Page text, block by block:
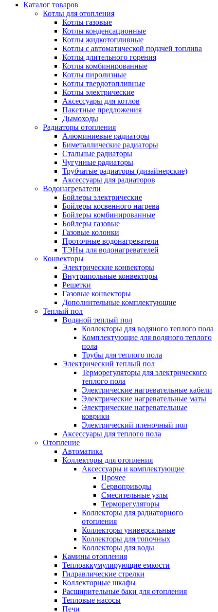
Каталог товаров
Котлы для отопления
Котлы газовые
Котлы конденсационные
Котлы жидкотопливные
Котлы с автоматической подачей топлива
Котлы длительного горения
Котлы комбинированные
Котлы пиролизные
Котлы твердотопливные
Котлы электрические
Аксессуары для котлов
Пакетные предложения
Дымоходы
Радиаторы отопления
Алюминиевые радиаторы
Биметаллические радиаторы
Стальные радиаторы
Чугунные радиаторы
Трубчатые радиаторы (дизайнерские)
Аксессуары для радиаторов
Водонагреватели
Бойлеры электрические
Бойлеры косвенного нагрева
Бойлеры комбинированные
Бойлеры газовые
Газовые колонки
Проточные водонагреватели
ТЭНы для водонагревателей
Конвекторы
Электрические конвекторы
Внутрипольные конвекторы
Решетки
Газовые конвекторы
Дополнительные комплектующие
Теплый пол
Водяной теплый пол
Коллекторы для водяного теплого пола
Комплектующие для водяного теплого
пола
Трубы для теплого пола
Электрический теплый пол
Терморегуляторы для электрического
теплого пола
Электрические нагревательные кабели
Электрические нагревательные маты
Электрические нагревательные
коврики
Электрический пленочный пол
Аксессуары для теплого пола
Отопление
Автоматика
Коллекторы для отопления
Аксессуары и комплектующие
Прочее
Сервоприводы
Смесительные узлы
Терморегуляторы
Коллекторы для радиаторного
отопления
Коллекторы универсальные
Коллекторы для топочных
Коллекторы для воды
Камины отопления
Теплоаккумулирующие емкости
Гидравлические стрелки
Коллекторные шкафы
Расширительные баки для отопления
Тепловые насосы
Печи